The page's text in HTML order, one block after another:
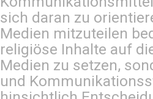
sich daran zu
Medien mitzuteilen
religiöse Inhalte auf
Medien zu setzen,
und